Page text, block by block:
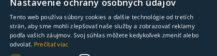
Nastavenie ochrany osobných údajov
Tento web používa súbory cookies a ďalšie technológie od tretích
strán, aby sme mohli zlepšovať naše služby a zobrazovať reklamy
podľa vašich záujmov. Svoj súhlas môžete kedykoľvek zmeniť alebo
odvolať. Prečítať viac